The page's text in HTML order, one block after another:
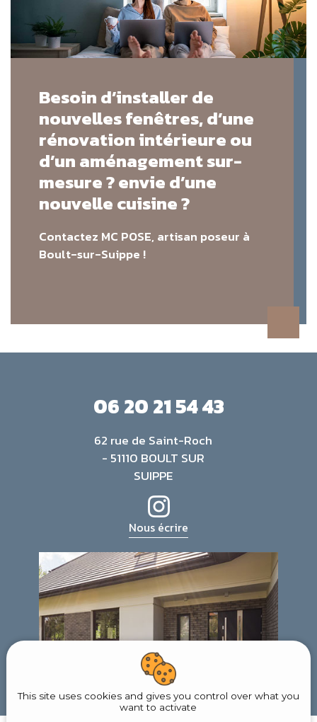
Besoin d’installer de
nouvelles fenêtres, d’une
rénovation intérieure ou
d’un aménagement sur-
mesure ? envie d’une
nouvelle cuisine ?
Contactez MC POSE, artisan poseur à
Boult-sur-Suippe !
06 20 21 54 43
62 rue de Saint-Roch
- 51110 BOULT SUR
SUIPPE
Nous écrire
This site uses cookies and gives you control over what you
want to activate